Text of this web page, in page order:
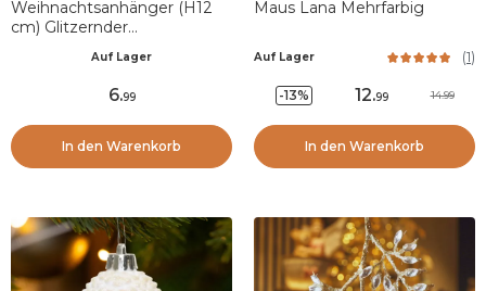
Weihnachtsanhänger (H12
cm) Glitzernder
Auf Lager
6.99
In den Warenkorb
Maus Lana Mehrfarbig
Auf Lager (1)
-13% 12.99 14.99
In den Warenkorb